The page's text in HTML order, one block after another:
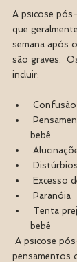
A psicose
que
semana após
são graves.
incluir:
bebê
Excesso
Paranóia
bebê
pensamentos